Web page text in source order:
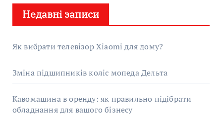
:
Недавні записи
Як вибрати телевізор Xiaomi для дому?
Зміна підшипників коліс мопеда Дельта
Кавомашина в оренду: як правильно підібрати
обладнання для вашого бізнесу